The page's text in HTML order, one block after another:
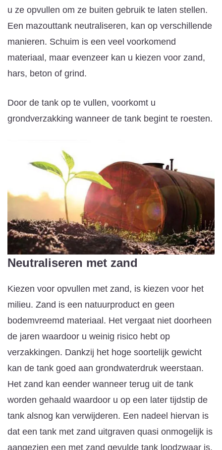
u ze opvullen om ze buiten gebruik te laten stellen.
Een mazouttank neutraliseren, kan op verschillende
manieren. Schuim is een veel voorkomend
materiaal, maar evenzeer kan u kiezen voor zand,
hars, beton of grind.
Door de tank op te vullen, voorkomt u
grondverzakking wanneer de tank begint te roesten.
Neutraliseren met zand
Kiezen voor opvullen met zand, is kiezen voor het
milieu. Zand is een natuurproduct en geen
bodemvreemd materiaal. Het vergaat niet doorheen
de jaren waardoor u weinig risico hebt op
verzakkingen. Dankzij het hoge soortelijk gewicht
kan de tank goed aan grondwaterdruk weerstaan.
Het zand kan eender wanneer terug uit de tank
worden gehaald waardoor u op een later tijdstip de
tank alsnog kan verwijderen. Een nadeel hiervan is
dat een tank met zand uitgraven quasi onmogelijk is
aangezien een met zand gevulde tank loodzwaar is.